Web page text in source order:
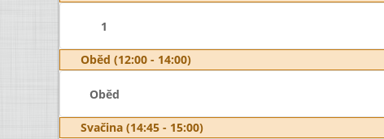
1
Oběd (12:00 - 14:00)
Oběd
Svačina (14:45 - 15:00)